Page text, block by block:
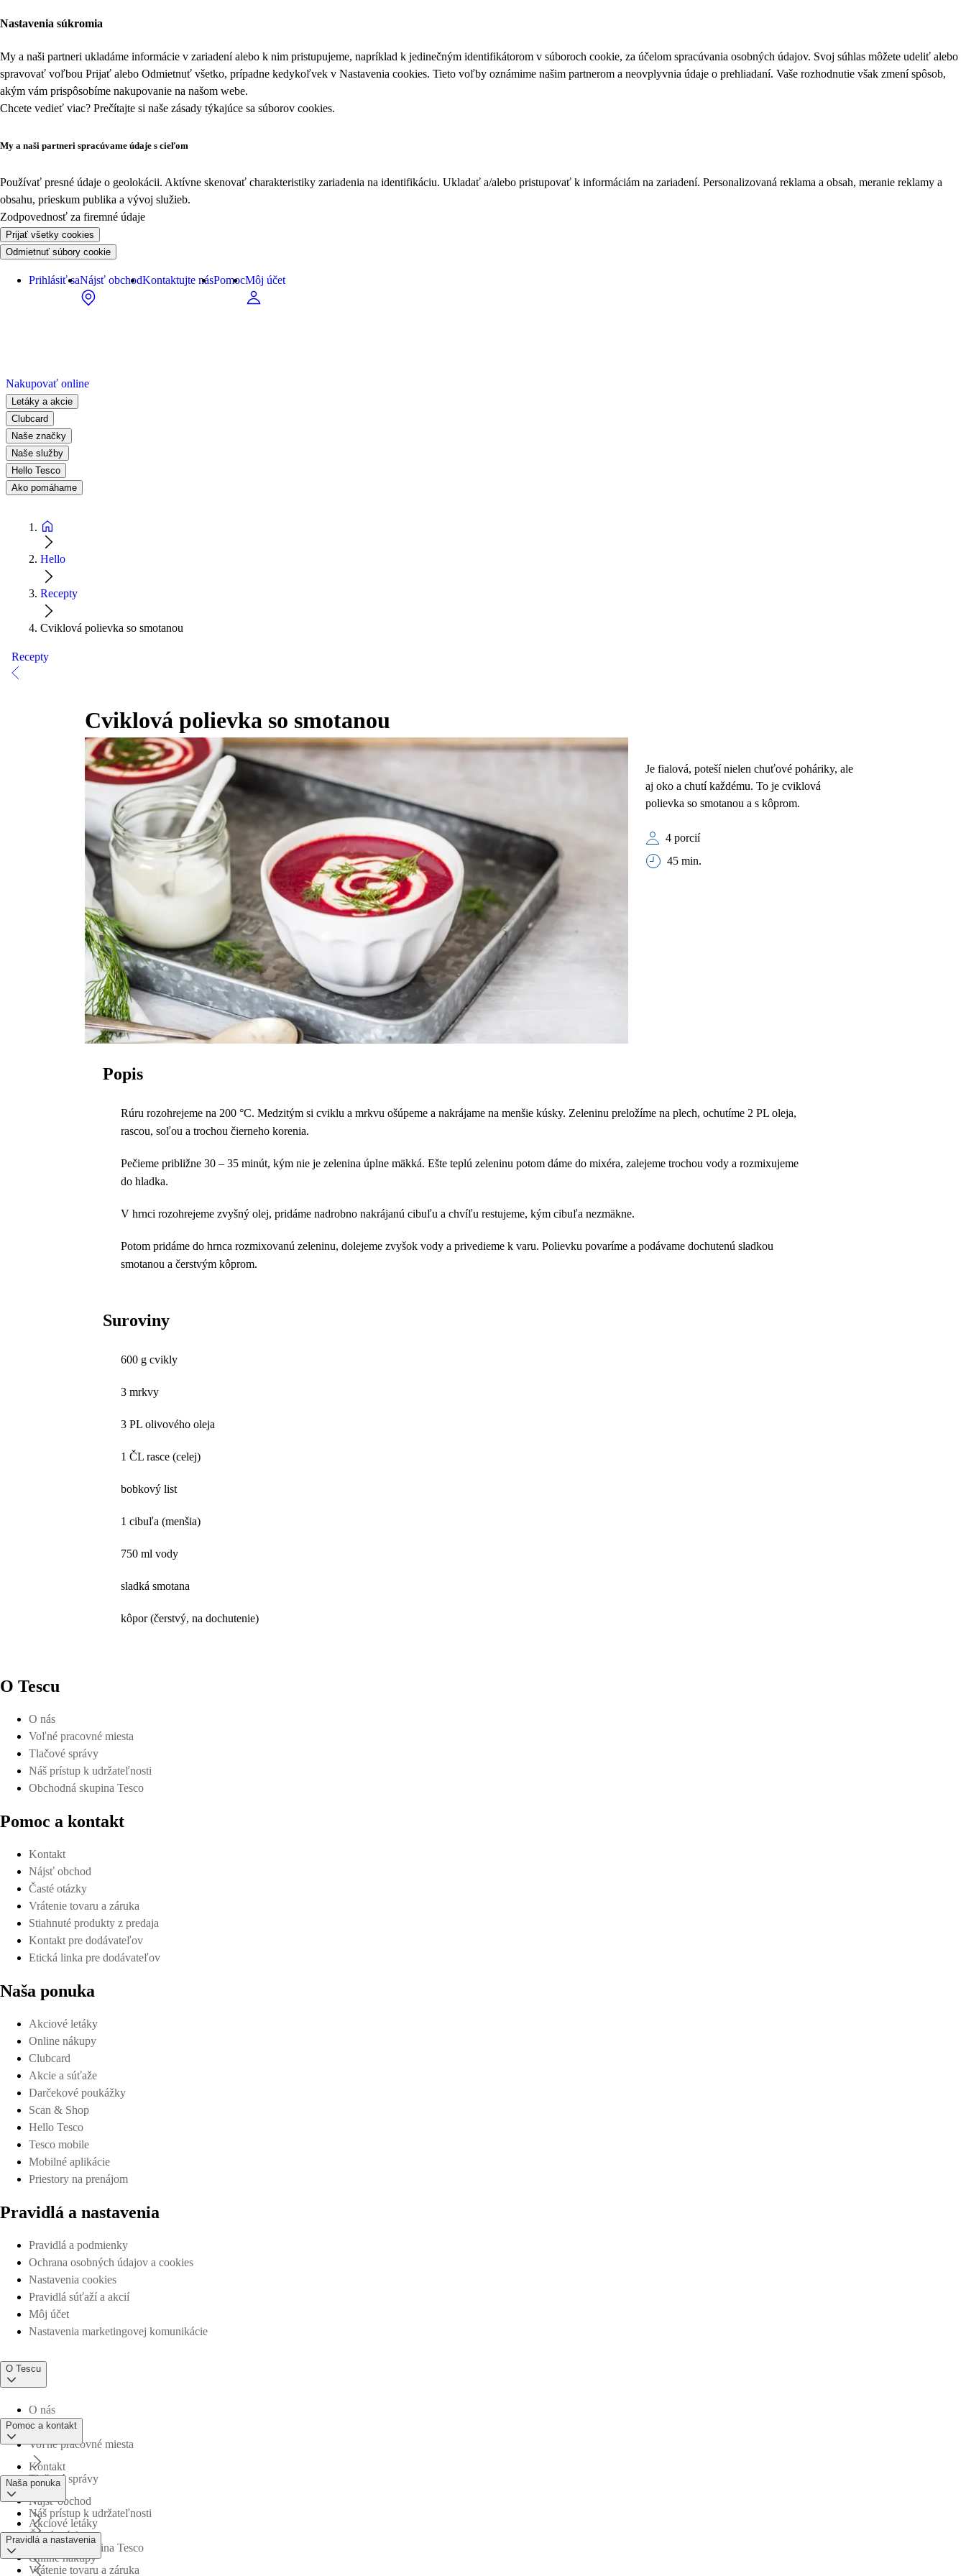
Nastavenia súkromia
My a naši partneri ukladáme informácie v zariadení alebo k nim pristupujeme, napríklad k jedinečným identifikátorom v súboroch cookie, za účelom spracúvania osobných údajov. Svoj súhlas môžete udeliť alebo
spravovať voľbou Prijať alebo Odmietnuť všetko, prípadne kedykoľvek v Nastavenia cookies. Tieto voľby oznámime našim partnerom a neovplyvnia údaje o prehliadaní. Vaše rozhodnutie však zmení spôsob,
akým vám prispôsobíme nakupovanie na našom webe.
Chcete vedieť viac? Prečítajte si naše zásady týkajúce sa súborov cookies.
My a naši partneri spracúvame údaje s cieľom
Používať presné údaje o geolokácii. Aktívne skenovať charakteristiky zariadenia na identifikáciu. Ukladať a/alebo pristupovať k informáciám na zariadení. Personalizovaná reklama a obsah, meranie reklamy a
obsahu, prieskum publika a vývoj služieb.
Zodpovednosť za firemné údaje
Prijať všetky cookies
Odmietnuť súbory cookie
Prihlásiť saNájsť obchodKontaktujte násPomocMôj účet
Nakupovať online
Letáky a akcie
Clubcard
Naše značky
Naše služby
Hello Tesco
Ako pomáhame
Hello
Recepty
Cviklová polievka so smotanou
Recepty
Cviklová polievka so smotanou
Je fialová, poteší nielen chuťové poháriky, ale
aj oko a chutí každému. To je cviklová
polievka so smotanou a s kôprom.
4 porcií
45 min.
Popis
Rúru rozohrejeme na 200 °C. Medzitým si cviklu a mrkvu ošúpeme a nakrájame na menšie kúsky. Zeleninu preložíme na plech, ochutíme 2 PL oleja,
rascou, soľou a trochou čierneho korenia.
Pečieme približne 30 – 35 minút, kým nie je zelenina úplne mäkká. Ešte teplú zeleninu potom dáme do mixéra, zalejeme trochou vody a rozmixujeme
do hladka.
V hrnci rozohrejeme zvyšný olej, pridáme nadrobno nakrájanú cibuľu a chvíľu restujeme, kým cibuľa nezmäkne.
Potom pridáme do hrnca rozmixovanú zeleninu, dolejeme zvyšok vody a privedieme k varu. Polievku povaríme a podávame dochutenú sladkou
smotanou a čerstvým kôprom.
Suroviny
600 g cvikly
3 mrkvy
3 PL olivového oleja
1 ČL rasce (celej)
bobkový list
1 cibuľa (menšia)
750 ml vody
sladká smotana
kôpor (čerstvý, na dochutenie)
O Tescu
O nás
Voľné pracovné miesta
Tlačové správy
Náš prístup k udržateľnosti
Obchodná skupina Tesco
Pomoc a kontakt
Kontakt
Nájsť obchod
Časté otázky
Vrátenie tovaru a záruka
Stiahnuté produkty z predaja
Kontakt pre dodávateľov
Etická linka pre dodávateľov
Naša ponuka
Akciové letáky
Online nákupy
Clubcard
Akcie a súťaže
Darčekové poukážky
Scan & Shop
Hello Tesco
Tesco mobile
Mobilné aplikácie
Priestory na prenájom
Pravidlá a nastavenia
Pravidlá a podmienky
Ochrana osobných údajov a cookies
Nastavenia cookies
Pravidlá súťaží a akcií
Môj účet
Nastavenia marketingovej komunikácie
O Tescu
O nás
Voľné pracovné miesta
Tlačové správy
Náš prístup k udržateľnosti
Obchodná skupina Tesco
Pomoc a kontakt
Kontakt
Nájsť obchod
Časté otázky
Vrátenie tovaru a záruka
Naša ponuka
Akciové letáky
Online nákupy
Pravidlá a nastavenia